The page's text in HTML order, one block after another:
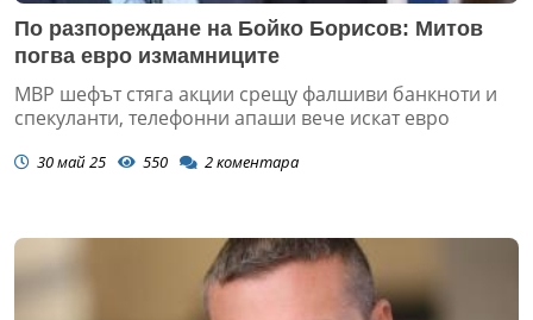
По разпореждане на Бойко Борисов: Митов
погва евро измамниците
МВР шефът стяга акции срещу фалшиви банкноти и
спекуланти, телефонни апаши вече искат евро
30 май 25 550 2коментара